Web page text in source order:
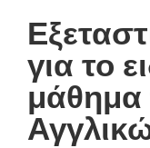
για το
μάθημα